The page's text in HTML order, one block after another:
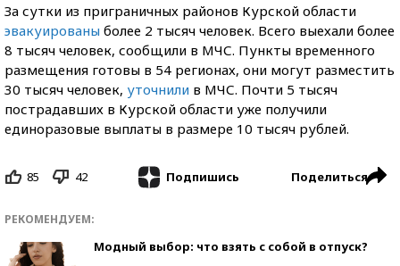
За сутки из приграничных районов Курской области
эвакуированы более 2 тысяч человек. Всего выехали более
8 тысяч человек, сообщили в МЧС. Пункты временного
размещения готовы в 54 регионах, они могут разместить
30 тысяч человек, уточнили в МЧС. Почти 5 тысяч
пострадавших в Курской области уже получили
единоразовые выплаты в размере 10 тысяч рублей.
85 42 Подпишись Поделиться
РЕКОМЕНДУЕМ:
Модный выбор: что взять с собой в отпуск?